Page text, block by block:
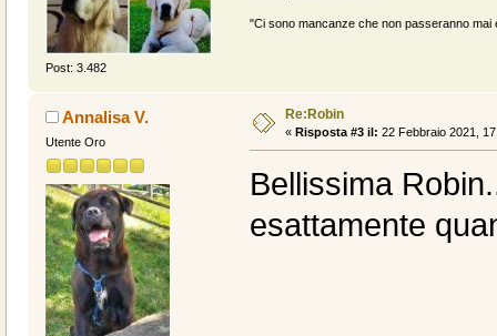
Post: 3.482
"Ci sono mancanze che non passeranno
Annalisa V.
Utente Oro
Re:Robin
« Risposta #3 il: 22 Febbraio 2021,
Bellissima
esattamente